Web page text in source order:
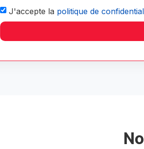
J'accepte la politique de